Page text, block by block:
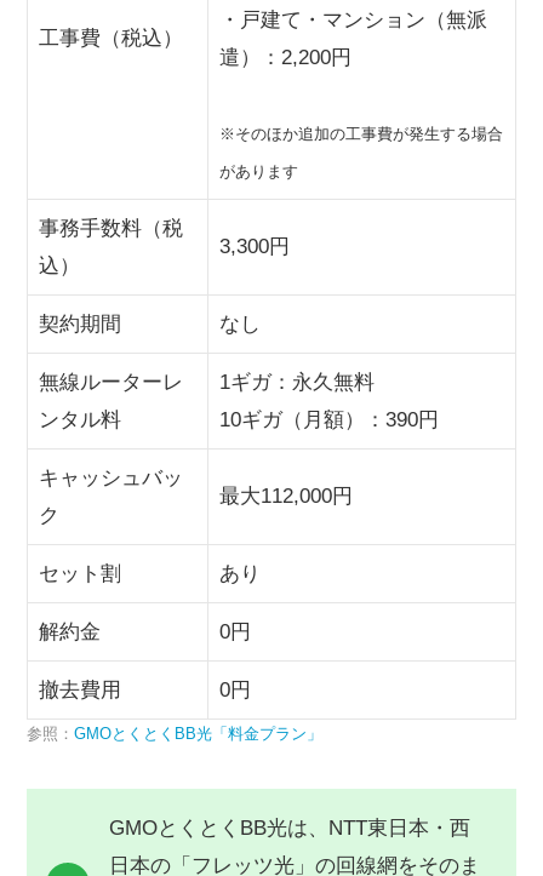
工事費（税込）
・戸建て・マンション（無派
遣）：2,200円
※そのほか追加の工事費が発生する場合
があります
事務手数料（税
込）
3,300円
契約期間 なし
無線ルーターレ
ンタル料
1ギガ：永久無料
10ギガ（月額）：390円
キャッシュバッ
ク
最大112,000円
セット割 あり
解約金 0円
撤去費用 0円
参照： GMOとくとくBB光「料金プラン」
GMOとくとくBB光は、NTT東日本・西
日本の「フレッツ光」の回線網をそのま